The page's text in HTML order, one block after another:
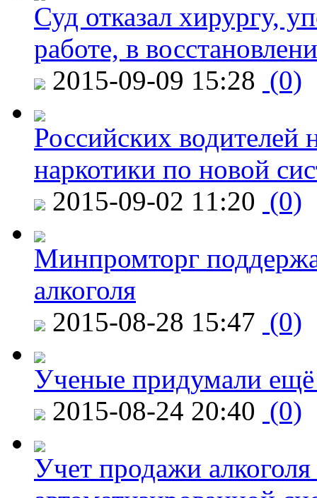
Суд отказал хирургу,
работе, в
2015-09-09 15:28 (0)
Российских водителей
наркотики по новой
2015-09-02 11:20 (0)
Минпромторг
алкоголя
2015-08-28 15:47 (0)
Ученые придумали ещё
2015-08-24 20:40 (0)
Учет продажи